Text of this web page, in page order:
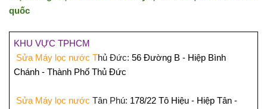
quốc
KHU VỰC TPHCM
Sửa Máy lọc nước Thủ Đức: 56 Đường B - Hiệp Bình
Chánh - Thành Phố Thủ Đức
Sửa Máy lọc nước Tân Phú: 178/22 Tô Hiệu - Hiệp Tân -